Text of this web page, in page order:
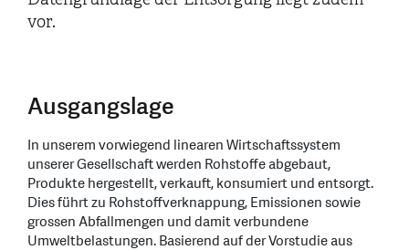
vor.
Ausgangslage
In unserem vorwiegend linearen Wirtschaftssystem
unserer Gesellschaft werden Rohstoffe abgebaut,
Produkte hergestellt, verkauft, konsumiert und entsorgt.
Dies führt zu Rohstoffverknappung, Emissionen sowie
grossen Abfallmengen und damit verbundene
Umweltbelastungen. Basierend auf der Vorstudie aus